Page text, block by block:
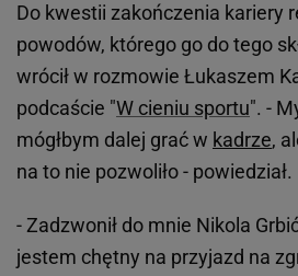
Do kwestii zakończenia kariery
powodów, którego go do tego
wrócił w rozmowie Łukaszem
podcaście "W cieniu sportu". -
mógłbym dalej grać w kadrze,
na to nie pozwoliło - powiedział.
- Zadzwonił do mnie Nikola
jestem chętny na przyjazd na